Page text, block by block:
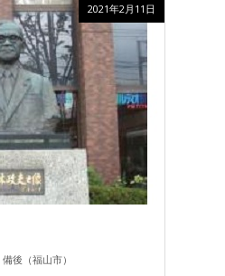
備後（福山市）
2021年2月11日